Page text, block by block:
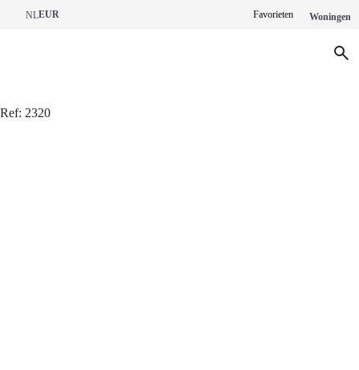
NLEUR Favorieten Woningen
Ref: 2320